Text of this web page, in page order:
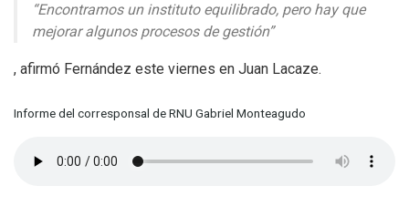
“Encontramos un instituto equilibrado, pero hay que
mejorar algunos procesos de gestión”
, afirmó Fernández este viernes en Juan Lacaze.
Informe del corresponsal de RNU Gabriel Monteagudo